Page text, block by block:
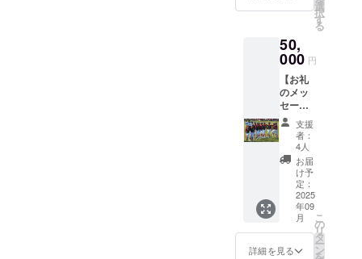
をお届
けしま
【ご注
意：備
考欄に
ご記入
をお願
いしま
す】 ・
メッ
セージ
や写真
をお届
けする
ための
メール
【全国
戦結果
など、
選手た
ちの活
躍をご
報告い
たしま
す。
【全国
大会出
場選手
からの
お礼動
画】 全
国大会
に出場
した選
選
択
す
る
50,
000 円
【お礼
のメッ
セー
ジ】 感
謝の気
持ちを
込め
て、お
礼の
メッ
セージ
をお送
りしま
す。
支援
者：
4人
お届
け予
定：
2025
年09
月
詳細を見る
こ
の
リ
タ
ー
ン